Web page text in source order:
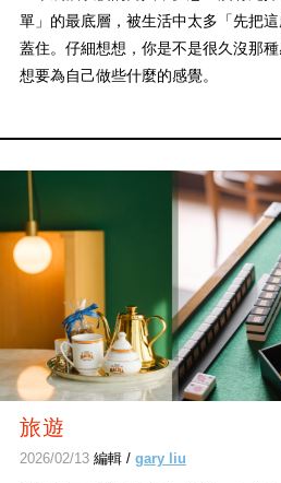
單」的最底層，被生活中太多「先把
蓋住。仔細想想，你是不是很久沒那
想要為自己做些什麼的感覺。
旅遊
2026/02/13編輯 / gary liu